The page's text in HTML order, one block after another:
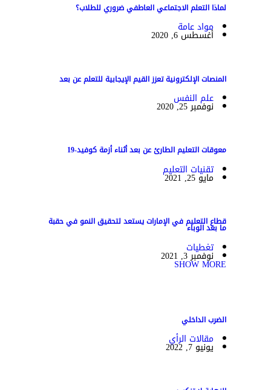
لماذا التعلم الاجتماعي العاطفي ضروري للطلاب؟
مواد عامة
أغسطس 6, 2020
المنصات الإلكترونية تعزز القيم الإيجابية للتعلم عن بعد
علم النفس
نوفمبر 25, 2020
معوقات التعليم الطارئ عن بعد أثناء أزمة كوفيد-19
تقنيات التعليم
مايو 25, 2021
قطاع التعليم في الإمارات يستعد لتحقيق النمو في حقبة
ما بعد الوباء
تغطيات
نوفمبر 3, 2021
SHOW MORE
الضرب الداخلي
مقالات الرأي
يونيو 7, 2022